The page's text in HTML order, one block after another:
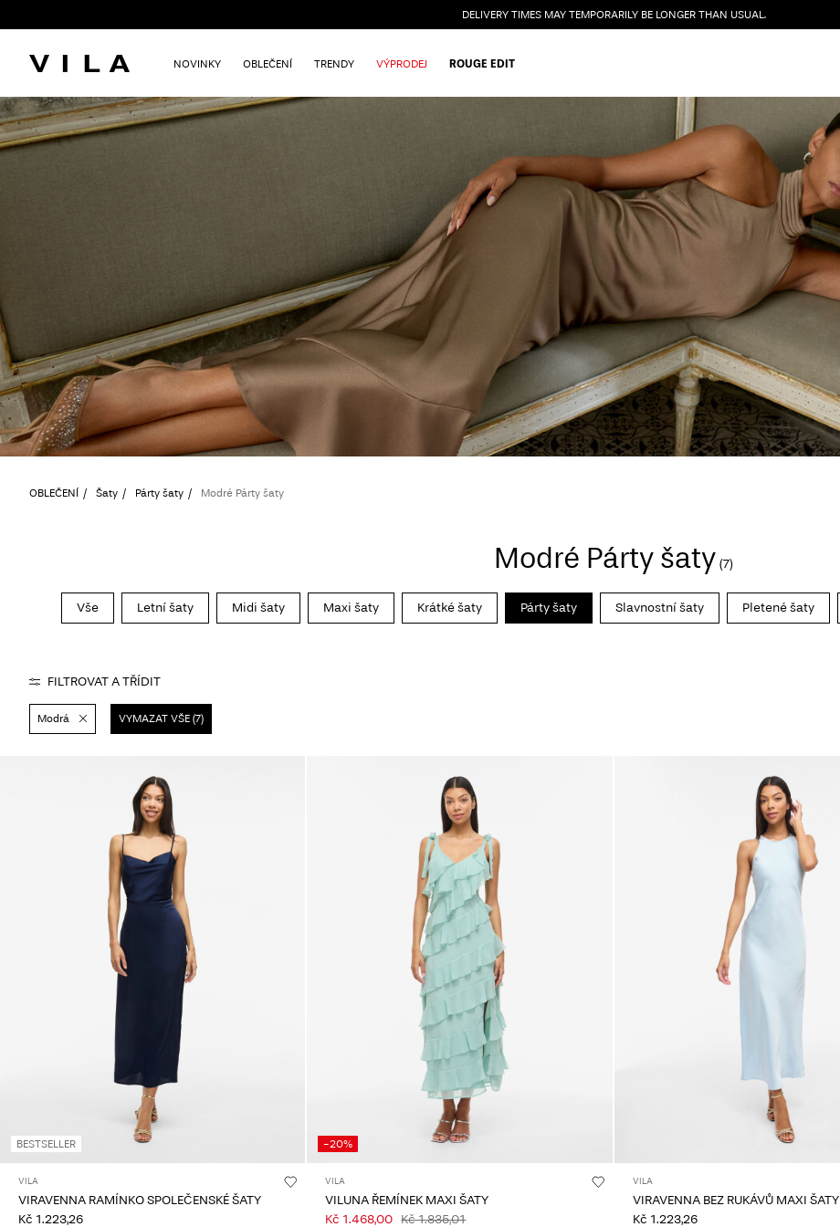
DELIVERY TIMES MAY TEMPORARILY BE LONGER THAN USUAL.
NOVINKY OBLEČENÍ TRENDY VÝPRODEJ ROUGE EDIT
OBLEČENÍ Šaty Párty šaty Modré Párty šaty
Modré Párty šaty (7)
Vše Letní šaty Midi šaty Maxi šaty Krátké šaty Párty šaty Slavnostní šaty Pletené šaty
FILTROVAT A TŘÍDIT
Modrá VYMAZAT VŠE (7)
BESTSELLER
VILA
VIRAVENNA RAMÍNKO SPOLEČENSKÉ ŠATY
Kč 1.223,26
-20%
VILA
VILUNA ŘEMÍNEK MAXI ŠATY
Kč 1.468,00 Kč 1.835,01
VILA
VIRAVENNA BEZ RUKÁVŮ MAXI ŠATY
Kč 1.223,26